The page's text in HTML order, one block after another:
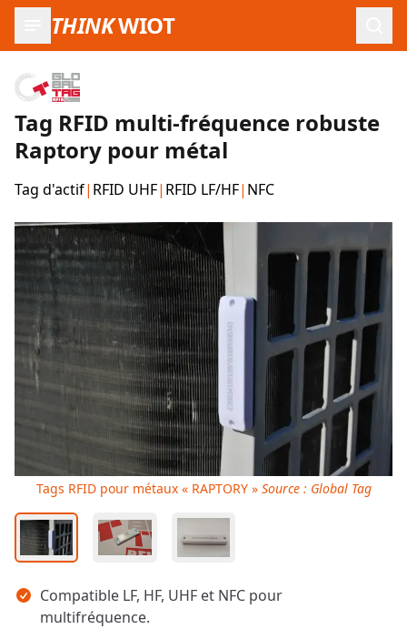
THINKWIOT
Tag RFID multi-fréquence robuste
Raptory pour métal
Tag d'actif| RFID UHF| RFID LF/HF| NFC
Points clés
Compatible LF, HF, UHF et NFC pour
multifréquence.
Images du produit
Tags RFID pour métaux « RAPTORY » Source : Global Tag